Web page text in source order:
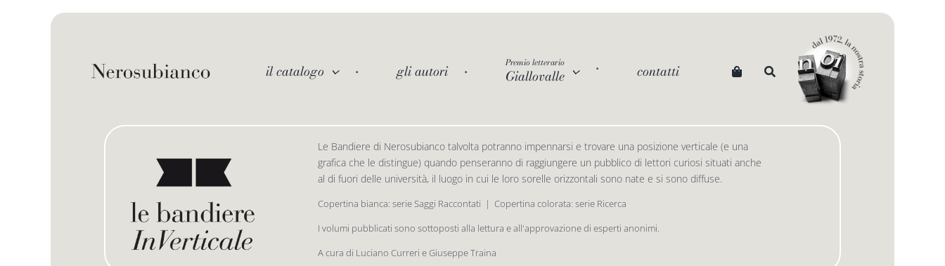
il catalogo gli autori Premio letterario
Giallovalle contatti
Le Bandiere di Nerosubianco talvolta potranno impennarsi e trovare una posizione verticale (e una
grafica che le distingue) quando penseranno di raggiungere un pubblico di lettori curiosi situati anche
al di fuori delle università, il luogo in cui le loro sorelle orizzontali sono nate e si sono diffuse.
Copertina bianca: serie Saggi Raccontati  |  Copertina colorata: serie Ricerca
I volumi pubblicati sono sottoposti alla lettura e all'approvazione di esperti anonimi.
A cura di Luciano Curreri e Giuseppe Traina